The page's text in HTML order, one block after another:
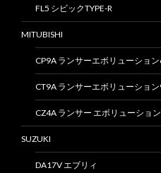
FL5 シビックTYPE-R
MITUBISHI
CP9A ランサーエボリューション
CT9A ランサーエボリューショ
CZ4A ランサー エボリューショ
SUZUKI
DA17V エブリィ